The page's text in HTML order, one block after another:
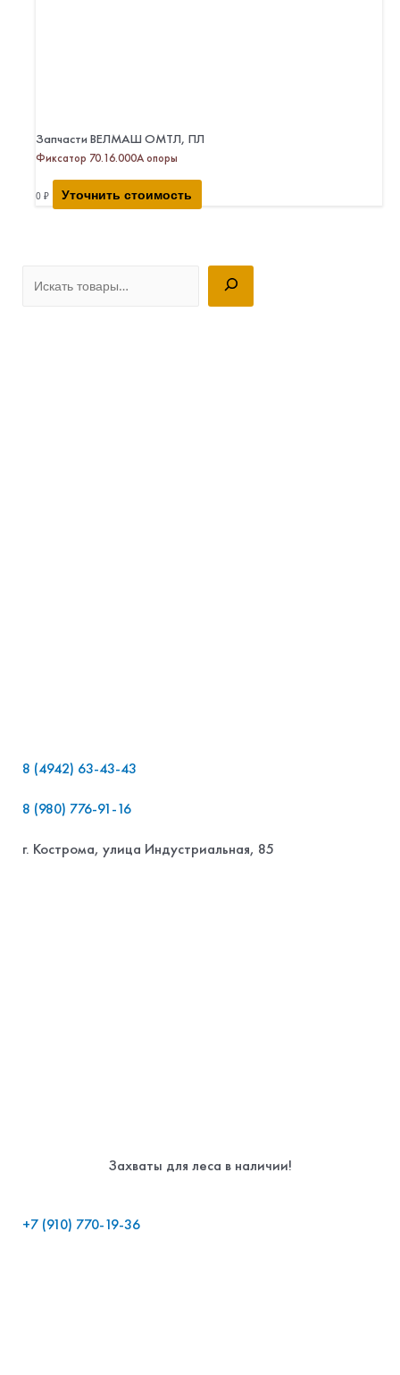
8 (4942) 63-43-43
8 (980) 776-91-16
г. Кострома, улица Индустриальная, 85
Захваты для леса в наличии!
+7 (910) 770-19-36
Запчасти ВЕЛМАШ ОМТЛ, ПЛ
Фиксатор 70.16.000А опоры
0 ₽ Уточнить стоимость